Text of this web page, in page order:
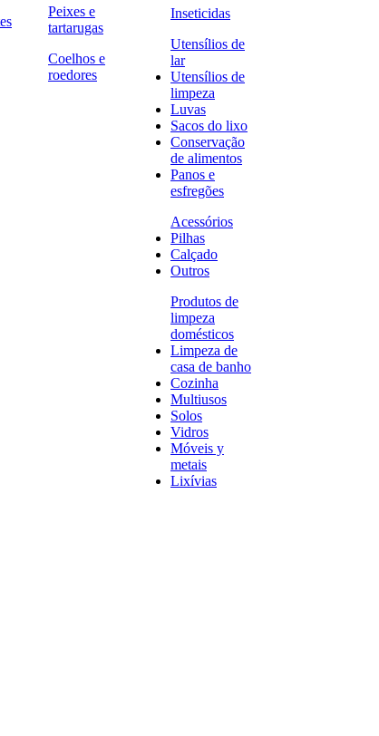
Peixes e
tartarugas
Coelhos e
roedores
Inseticidas
Utensílios de
lar
Utensílios de
limpeza
Luvas
Sacos do lixo
Conservação
de alimentos
Panos e
esfregões
Acessórios
Pilhas
Calçado
Outros
Produtos de
limpeza
domésticos
Limpeza de
casa de banho
Cozinha
Multiusos
Solos
Vidros
Móveis y
metais
Lixívias